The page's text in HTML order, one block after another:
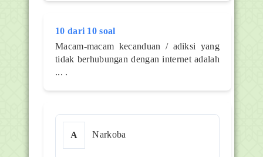
10 dari 10 soal
Macam-macam kecanduan / adiksi yang
tidak berhubungan dengan internet adalah
... .
A Narkoba